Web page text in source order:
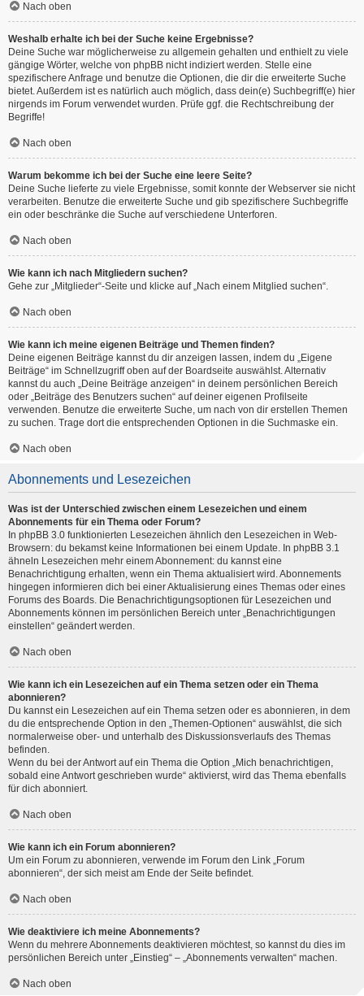
Nach oben
Weshalb erhalte ich bei der Suche keine Ergebnisse?
Deine Suche war möglicherweise zu allgemein gehalten und enthielt zu viele
gängige Wörter, welche von phpBB nicht indiziert werden. Stelle eine
spezifischere Anfrage und benutze die Optionen, die dir die erweiterte Suche
bietet. Außerdem ist es natürlich auch möglich, dass dein(e) Suchbegriff(e) hier
nirgends im Forum verwendet wurden. Prüfe ggf. die Rechtschreibung der
Begriffe!
Nach oben
Warum bekomme ich bei der Suche eine leere Seite?
Deine Suche lieferte zu viele Ergebnisse, somit konnte der Webserver sie nicht
verarbeiten. Benutze die erweiterte Suche und gib spezifischere Suchbegriffe
ein oder beschränke die Suche auf verschiedene Unterforen.
Nach oben
Wie kann ich nach Mitgliedern suchen?
Gehe zur „Mitglieder“-Seite und klicke auf „Nach einem Mitglied suchen“.
Nach oben
Wie kann ich meine eigenen Beiträge und Themen finden?
Deine eigenen Beiträge kannst du dir anzeigen lassen, indem du „Eigene
Beiträge“ im Schnellzugriff oben auf der Boardseite auswählst. Alternativ
kannst du auch „Deine Beiträge anzeigen“ in deinem persönlichen Bereich
oder „Beiträge des Benutzers suchen“ auf deiner eigenen Profilseite
verwenden. Benutze die erweiterte Suche, um nach von dir erstellen Themen
zu suchen. Trage dort die entsprechenden Optionen in die Suchmaske ein.
Nach oben
Abonnements und Lesezeichen
Was ist der Unterschied zwischen einem Lesezeichen und einem
Abonnements für ein Thema oder Forum?
In phpBB 3.0 funktionierten Lesezeichen ähnlich den Lesezeichen in Web-
Browsern: du bekamst keine Informationen bei einem Update. In phpBB 3.1
ähneln Lesezeichen mehr einem Abonnement: du kannst eine
Benachrichtigung erhalten, wenn ein Thema aktualisiert wird. Abonnements
hingegen informieren dich bei einer Aktualisierung eines Themas oder eines
Forums des Boards. Die Benachrichtigungsoptionen für Lesezeichen und
Abonnements können im persönlichen Bereich unter „Benachrichtigungen
einstellen“ geändert werden.
Nach oben
Wie kann ich ein Lesezeichen auf ein Thema setzen oder ein Thema
abonnieren?
Du kannst ein Lesezeichen auf ein Thema setzen oder es abonnieren, in dem
du die entsprechende Option in den „Themen-Optionen“ auswählst, die sich
normalerweise ober- und unterhalb des Diskussionsverlaufs des Themas
befinden.
Wenn du bei der Antwort auf ein Thema die Option „Mich benachrichtigen,
sobald eine Antwort geschrieben wurde“ aktivierst, wird das Thema ebenfalls
für dich abonniert.
Nach oben
Wie kann ich ein Forum abonnieren?
Um ein Forum zu abonnieren, verwende im Forum den Link „Forum
abonnieren“, der sich meist am Ende der Seite befindet.
Nach oben
Wie deaktiviere ich meine Abonnements?
Wenn du mehrere Abonnements deaktivieren möchtest, so kannst du dies im
persönlichen Bereich unter „Einstieg“ – „Abonnements verwalten“ machen.
Nach oben